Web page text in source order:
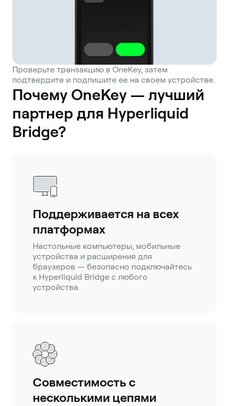
Проверьте транзакцию в OneKey, затем
подтвердите и подпишите ее на своем устройстве.
Почему OneKey — лучший
партнер для Hyperliquid
Bridge?
Поддерживается на всех
платформах
Настольные компьютеры, мобильные
устройства и расширения для
браузеров — безопасно подключайтесь
к Hyperliquid Bridge с любого
устройства.
Совместимость с
несколькими цепями